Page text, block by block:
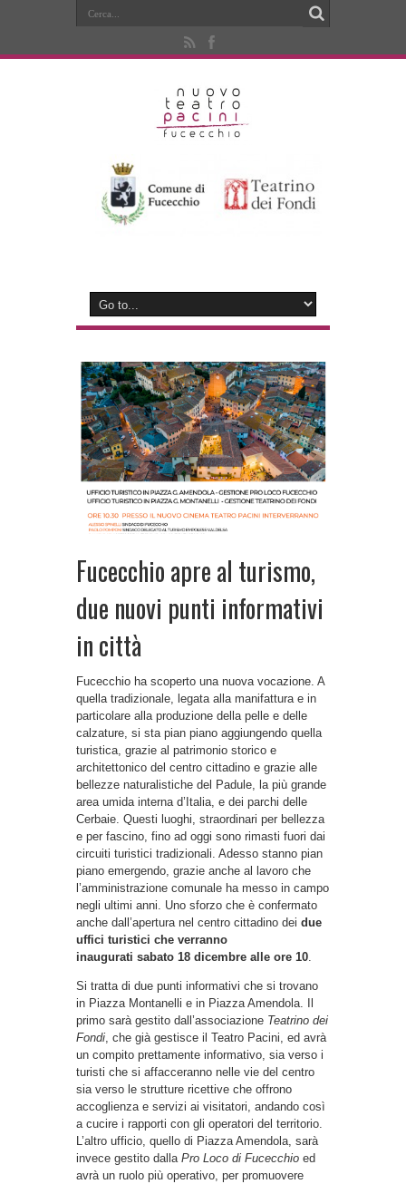
Fucecchio apre al turismo,
due nuovi punti informativi
in città
Fucecchio ha scoperto una nuova vocazione. A
quella tradizionale, legata alla manifattura e in
particolare alla produzione della pelle e delle
calzature, si sta pian piano aggiungendo quella
turistica, grazie al patrimonio storico e
architettonico del centro cittadino e grazie alle
bellezze naturalistiche del Padule, la più grande
area umida interna d’Italia, e dei parchi delle
Cerbaie. Questi luoghi, straordinari per bellezza
e per fascino, fino ad oggi sono rimasti fuori dai
circuiti turistici tradizionali. Adesso stanno pian
piano emergendo, grazie anche al lavoro che
l’amministrazione comunale ha messo in campo
negli ultimi anni. Uno sforzo che è confermato
anche dall’apertura nel centro cittadino dei due
uffici turistici che verranno
inaugurati sabato 18 dicembre alle ore 10.
Si tratta di due punti informativi che si trovano
in Piazza Montanelli e in Piazza Amendola. Il
primo sarà gestito dall’associazione Teatrino dei
Fondi, che già gestisce il Teatro Pacini, ed avrà
un compito prettamente informativo, sia verso i
turisti che si affacceranno nelle vie del centro
sia verso le strutture ricettive che offrono
accoglienza e servizi ai visitatori, andando così
a cucire i rapporti con gli operatori del territorio.
L’altro ufficio, quello di Piazza Amendola, sarà
invece gestito dalla Pro Loco di Fucecchio ed
avrà un ruolo più operativo, per promuovere